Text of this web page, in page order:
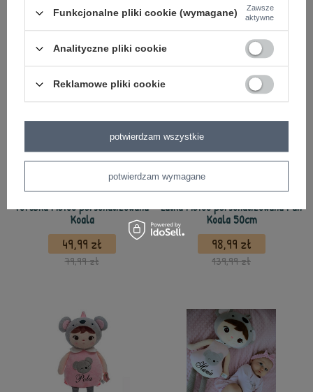
Torebka Metoo personalizowana
Koala
49,99 zł
79,99 zł
Lalka Metoo personalizowana Pan
Koala 50cm
98,99 zł
139,99 zł
Funkcjonalne pliki cookie (wymagane)
Zawsze
aktywne
Analityczne pliki cookie
Reklamowe pliki cookie
potwierdzam wymagane
potwierdzam wszystkie